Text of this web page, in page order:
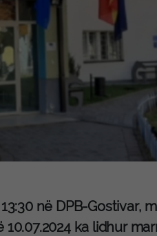
në DPB-Gostivar,
10.07.2024 ka lidhur